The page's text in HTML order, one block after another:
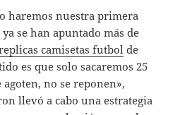
haremos nuestra primera
se han apuntado más de
camisetas futbol de
es que solo sacaremos 25
no se reponen»,
llevó a cabo una estrategia